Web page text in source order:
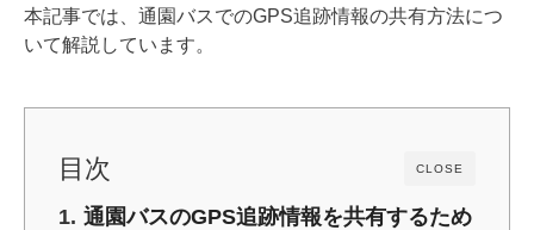
o
k
k
本記事では、通園バスでのGPS追跡情報の共有方法につ
いて解説しています。
CLOSE
目次
通園バスのGPS追跡情報を共有するため